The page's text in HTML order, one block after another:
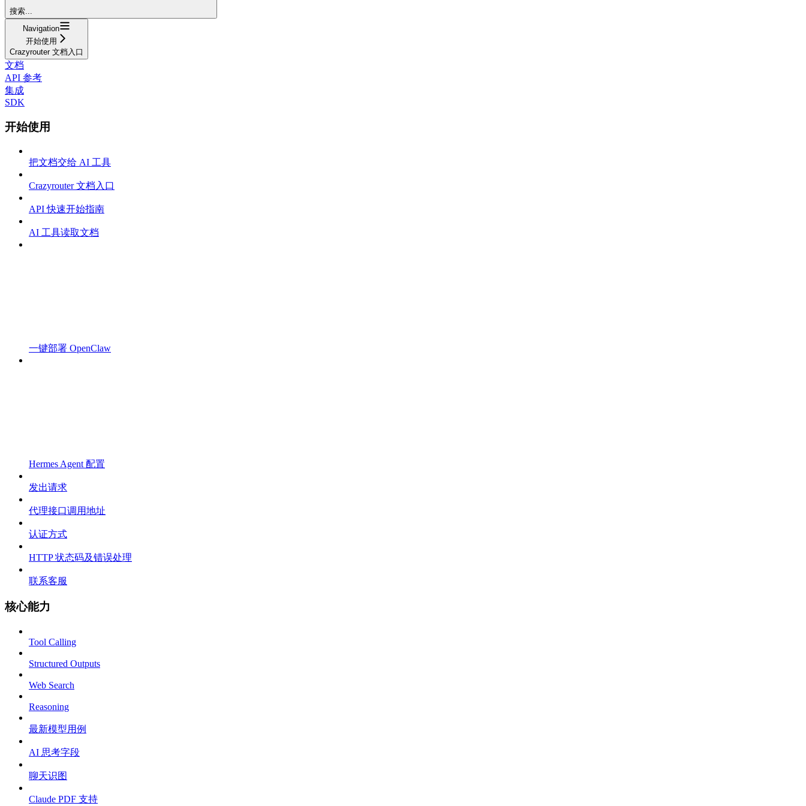
搜索...
Navigation
开始使用
Crazyrouter 文档入口
文档
API 参考
集成
SDK
开始使用
把文档交给 AI 工具
Crazyrouter 文档入口
API 快速开始指南
AI 工具读取文档
一键部署 OpenClaw
Hermes Agent 配置
发出请求
代理接口调用地址
认证方式
HTTP 状态码及错误处理
联系客服
核心能力
Tool Calling
Structured Outputs
Web Search
Reasoning
最新模型用例
AI 思考字段
聊天识图
Claude PDF 支持